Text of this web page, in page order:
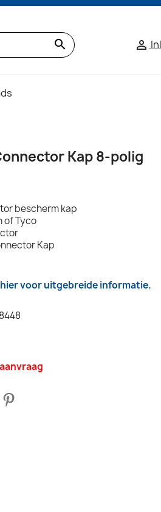
search 
Kap 8-polig
bescherm kap
of Tyco
Kap
voor uitgebreide informatie.